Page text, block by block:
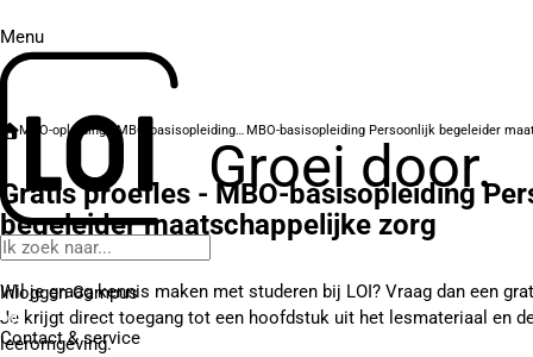
Menu
Groei door.
Inloggen Campus
Contact& service
MBO-opleidingen MBO-basisopleidingen
Gratis proefles - MBO-basisopleiding
begeleider maatschappelijke zorg
Wil je graag kennis maken met studeren bij LOI? Vraag dan een
Je krijgt direct toegang tot een hoofdstuk uit het lesmateriaal en
leeromgeving.